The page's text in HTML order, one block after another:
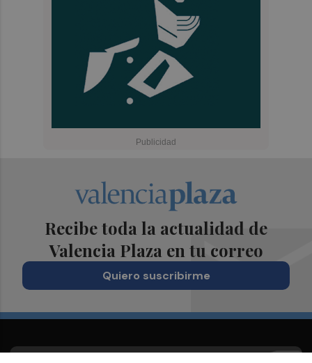
Recibe toda la actualidad de
Valencia Plaza en tu correo
Quiero suscribirme